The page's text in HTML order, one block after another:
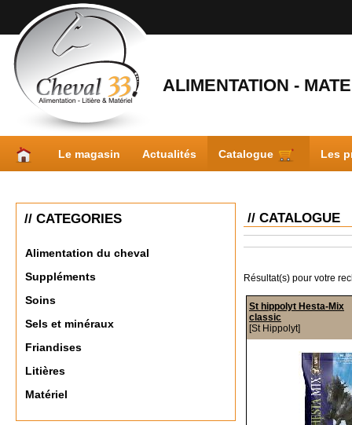
ALIMENTATION -
Le magasin Actualités Catalogue Les
// CATEGORIES
Alimentation du cheval
Suppléments
Soins
Sels et minéraux
Friandises
Litières
Matériel
// CATALOGUE
Résultat(s) pour votre
St hippolyt Hesta-Mix
classic
[St Hippolyt]